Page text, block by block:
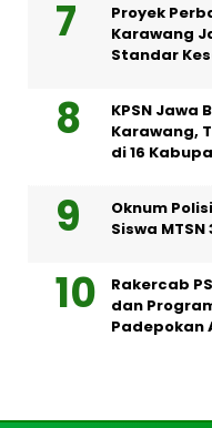
Proyek
Karawang
Standar
KPSN Jawa
Karawang,
di 16
Oknum
Siswa MTSN
Rakercab
dan
Padepokan